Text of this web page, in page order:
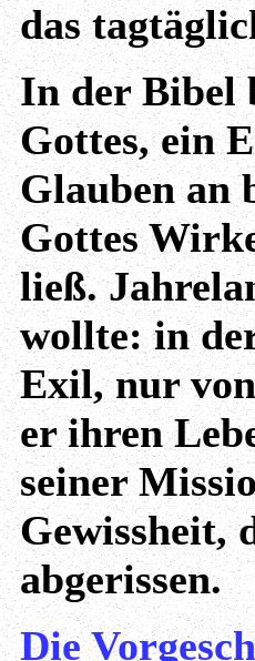
das
In der Bibel
Gottes, ein
Glauben an
Gottes
ließ.
wollte: in
Exil, nur
er ihren
seiner
Gewissheit,
abgerissen.
Die